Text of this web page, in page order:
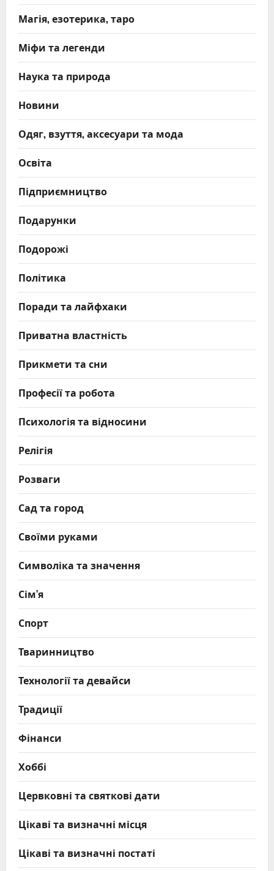
Магія, езотерика, таро
Міфи та легенди
Наука та природа
Новини
Одяг, взуття, аксесуари та мода
Освіта
Підприємництво
Подарунки
Подорожі
Політика
Поради та лайфхаки
Приватна властність
Прикмети та сни
Професії та робота
Психологія та відносини
Релігія
Розваги
Сад та город
Своїми руками
Символіка та значення
Сім’я
Спорт
Тваринництво
Технології та девайси
Традиції
Фінанси
Хоббі
Цервковні та святкові дати
Цікаві та визначні місця
Цікаві та визначні постаті